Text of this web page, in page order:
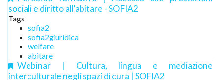
sociali e diritto all'abitare - SOFIA2
Tags
sofia2
sofia2giuridica
welfare
abitare
Webinar | Cultura, lingua e mediazione
interculturale negli spazi di cura | SOFIA2